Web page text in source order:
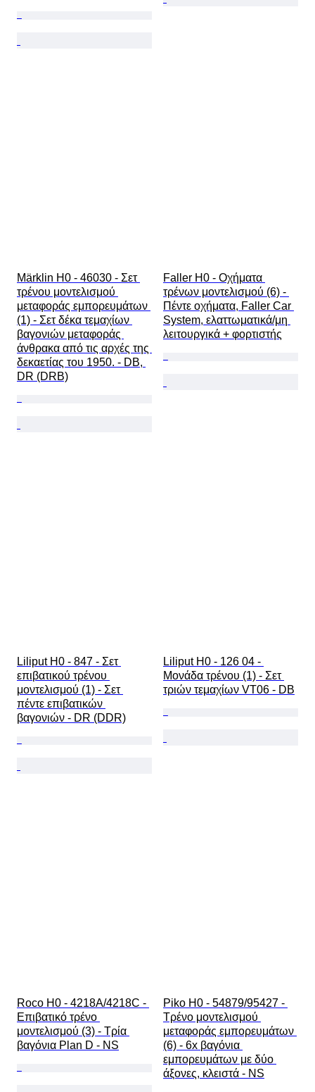
Märklin H0 - 46030 - Σετ
τρένου μοντελισμού
μεταφοράς εμπορευμάτων
(1) - Σετ δέκα τεμαχίων
βαγονιών μεταφοράς
άνθρακα από τις αρχές της
δεκαετίας του 1950. - DB,
DR (DRB)
Faller H0 - Οχήματα
τρένων μοντελισμού (6) -
Πέντε οχήματα, Faller Car
System, ελαττωματικά/μη
λειτουργικά + φορτιστής
Liliput H0 - 847 - Σετ
επιβατικού τρένου
μοντελισμού (1) - Σετ
πέντε επιβατικών
βαγονιών - DR (DDR)
Liliput H0 - 126 04 -
Μονάδα τρένου (1) - Σετ
τριών τεμαχίων VT06 - DB
Roco H0 - 4218A/4218C -
Επιβατικό τρένο
μοντελισμού (3) - Τρία
βαγόνια Plan D - NS
Piko H0 - 54879/95427 -
Τρένο μοντελισμού
μεταφοράς εμπορευμάτων
(6) - 6x βαγόνια
εμπορευμάτων με δύο
άξονες, κλειστά - NS